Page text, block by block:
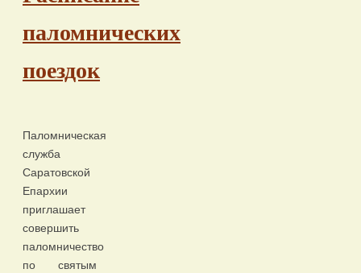
паломнических
поездок
Паломническая
служба
Саратовской
Епархии
приглашает
совершить
паломничество
по святым